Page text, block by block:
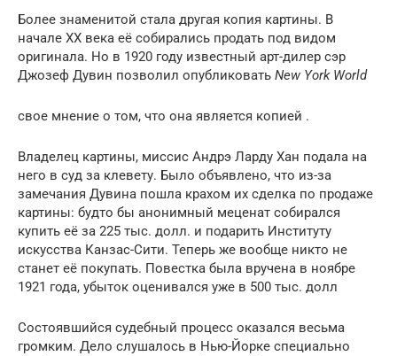
Более знаменитой стала другая копия картины. В
начале XX века её собирались продать под видом
оригинала. Но в 1920 году известный арт-дилер сэр
Джозеф Дувин позволил опубликовать New York World
свое мнение о том, что она является копией .
Владелец картины, миссис Андрэ Ларду Хан подала на
него в суд за клевету. Было объявлено, что из-за
замечания Дувина пошла крахом их сделка по продаже
картины: будто бы анонимный меценат собирался
купить её за 225 тыс. долл. и подарить Институту
искусства Канзас-Сити. Теперь же вообще никто не
станет её покупать. Повестка была вручена в ноябре
1921 года, убыток оценивался уже в 500 тыс. долл
Состоявшийся судебный процесс оказался весьма
громким. Дело слушалось в Нью-Йорке специально